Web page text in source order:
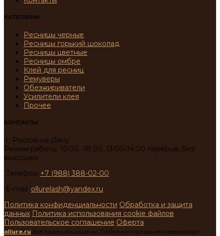
КАТЕГОРИИ
Ресницы черные
Ресницы горький шоколад
Ресницы цветные
Ресницы омбре
Клей для ресниц
Ремуверы
Обезжириватели
Усилители клея
Прочее
КОНТАКТЫ
г. Ростов-на-Дону
Режим работы: 10:00 -18:00, 13:00-14:00 перерыв, без
выходных
Телефон: +7 (988) 388-02-00
E-mail: ollurelash@yandex.ru
Политика конфиденциальности Обработка и защита
данных Политика использования cookie файлов
Пользовательское соглашение Оферта
ollure.ru Все права защищены. Любое копирование материалов